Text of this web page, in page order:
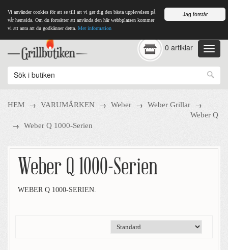
Jag förstår
Vi använder cookies för att se till att vi ger dig den bästa upplevelsen på
vår hemsida. Om du fortsätter att använda den här webbplatsen kommer
vi att anta att du godkänner detta. Mer information
0 artiklar
HEM → VARUMÄRKEN → Weber → Weber Grillar →
Weber Q
→ Weber Q 1000-Serien
Weber Q 1000-Serien
WEBER Q 1000-SERIEN.